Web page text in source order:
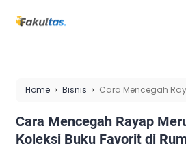
Home Bisnis
Cara Mencegah
Cara Mencegah Rayap
Koleksi Buku Favorit di